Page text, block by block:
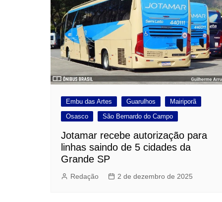
Embu das Artes Guarulhos
Mairiporã
Osasco
São Bernardo do Campo
Jotamar recebe autorização para
linhas saindo de 5 cidades da
Grande SP
Redação 2 de dezembro de 2025